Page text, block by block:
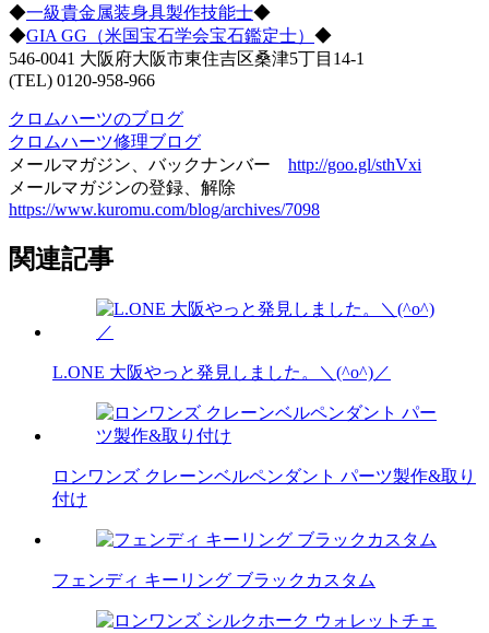
◆一級貴金属装身具製作技能士◆
◆GIA GG（米国宝石学会宝石鑑定士） ◆
546-0041 大阪府大阪市東住吉区桑津5丁目14-1
(TEL) 0120-958-966
クロムハーツのブログ
クロムハーツ修理ブログ
メールマガジン、バックナンバー http://goo.gl/sthVxi
メールマガジンの登録、解除
https://www.kuromu.com/blog/archives/7098
関連記事
L.ONE 大阪やっと発見しました。＼(^o^)／
ロンワンズ クレーンベルペンダント パーツ製作&取り
付け
フェンディ キーリング ブラックカスタム